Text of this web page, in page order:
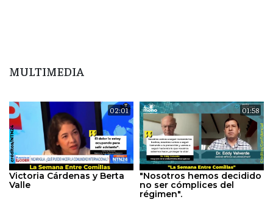
MULTIMEDIA
02:01
Victoria Cárdenas y Berta
Valle
01:58
"Nosotros hemos decidido
no ser cómplices del
régimen".